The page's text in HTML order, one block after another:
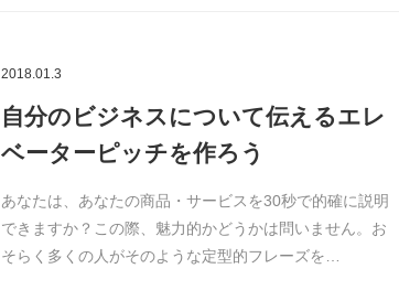
2018.01.3
自分のビジネスについて伝えるエレ
ベーターピッチを作ろう
あなたは、あなたの商品・サービスを30秒で的確に説明
できますか？この際、魅力的かどうかは問いません。お
そらく多くの人がそのような定型的フレーズを…